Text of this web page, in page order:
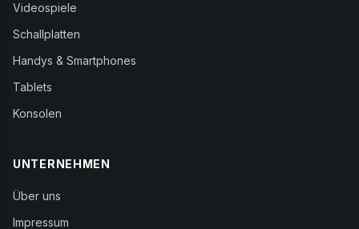
Videospiele
Schallplatten
Handys & Smartphones
Tablets
Konsolen
UNTERNEHMEN
Über uns
Impressum